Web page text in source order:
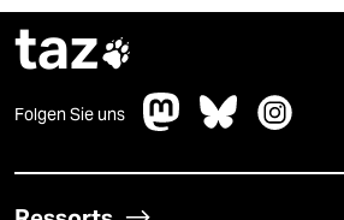
taz
Folgen Sie uns